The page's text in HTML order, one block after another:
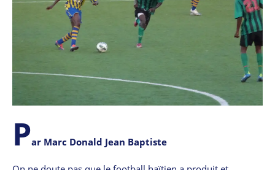
Par Marc Donald Jean Baptiste